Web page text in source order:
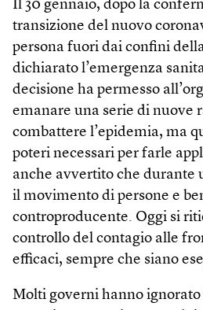
Il 30 gennaio, dopo la
transizione del nuovo
persona fuori dai confini
dichiarato l’emergenza
decisione ha permesso
emanare una serie di nuove
combattere l’epidemia, ma
poteri necessari per farle
anche avvertito che durante
il movimento di persone e
controproducente. Oggi si
controllo del contagio alle
efficaci, sempre che siano
Molti governi hanno